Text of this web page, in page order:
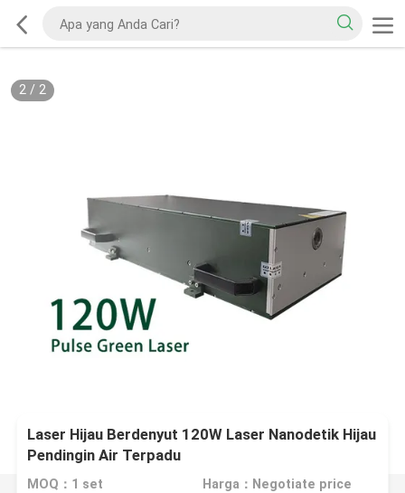
2/ 2
Laser Hijau Berdenyut 120W Laser Nanodetik Hijau
Pendingin Air Terpadu
MOQ：1 set Harga：Negotiate price